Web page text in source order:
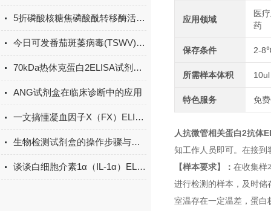
5折磷酸核糖焦磷酸酰转移酶活性检测试剂盒
今日可发番茄斑萎病毒(TSWV)ELISA试剂盒＠科研
70kDa热休克蛋白2ELISA试剂盒课题研究讨论操作法
ANG试剂盒在临床诊断中的应用
一文搞懂凝血因子X（FX）ELISA试剂盒的特点
生物检测试剂盒的操作步骤与实验注意事项
谈谈白细胞介素1α（IL-1α）ELISA试剂盒的操作步骤
应用领域
医
药
保存条件 2-
所需样本体积 10ul
特色服务 免
人抗微管相关蛋白2抗体
知工作人员即可。在接
【样本要求】： 在收集样
进行检测的样本，及时
室温存在一定温差，蛋